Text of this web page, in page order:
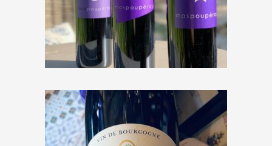
Mas Poupéras « Funambule »
2023
€11,50